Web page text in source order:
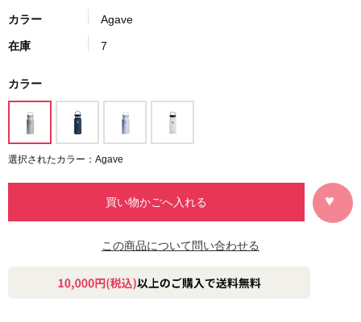
カラー Agave
在庫 7
カラー
選択されたカラー：Agave
この商品について問い合わせる